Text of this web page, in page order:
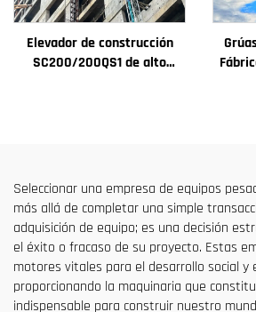
Elevador de construcción
SC200/200QS1 de alto
Seleccionar una empresa de equipos
más allá de completar una simple
adquisición de equipo; es una decisión
el éxito o fracaso de su proyecto. Estas
motores vitales para el desarrollo social y
proporcionando la maquinaria que
indispensable para construir nuestro